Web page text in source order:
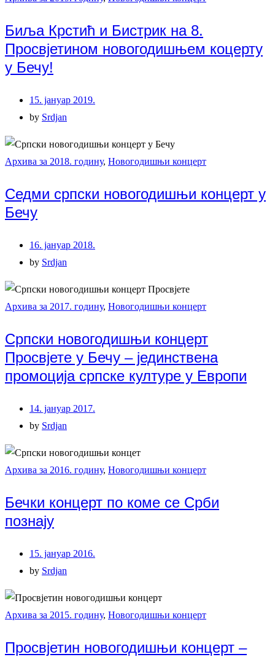
Биља Крстић и Бистрик на 8.
Просвјетином новогодишњем коцерту
у Бечу!
15. јануар 2019.
by Srdjan
Архива за 2018. годину, Новогодишњи концерт
Седми српски новогодишњи концерт у
Бечу
16. јануар 2018.
by Srdjan
Архива за 2017. годину, Новогодишњи концерт
Српски новогодишњи концерт
Просвјете у Бечу – јединствена
промоција српске културе у Европи
14. јануар 2017.
by Srdjan
Архива за 2016. годину, Новогодишњи концерт
Бечки концерт по коме се Срби
познају
15. јануар 2016.
by Srdjan
Архива за 2015. годину, Новогодишњи концерт
Просвјетин новогодишњи концерт –